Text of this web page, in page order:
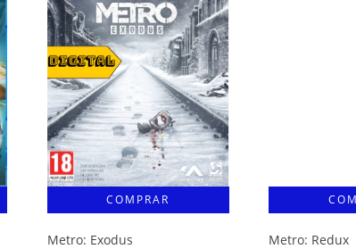
Metro: Exodus
Metro: Redux